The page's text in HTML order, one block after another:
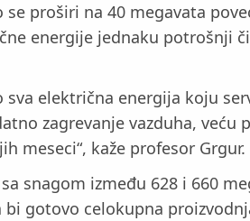
proširi na 40 megavata
energije jednaku potrošnji
električna energija koju
zagrevanje vazduha, veću
meseci“, kaže profesor Grgur.
snagom između 628 i 660
gotovo celokupna